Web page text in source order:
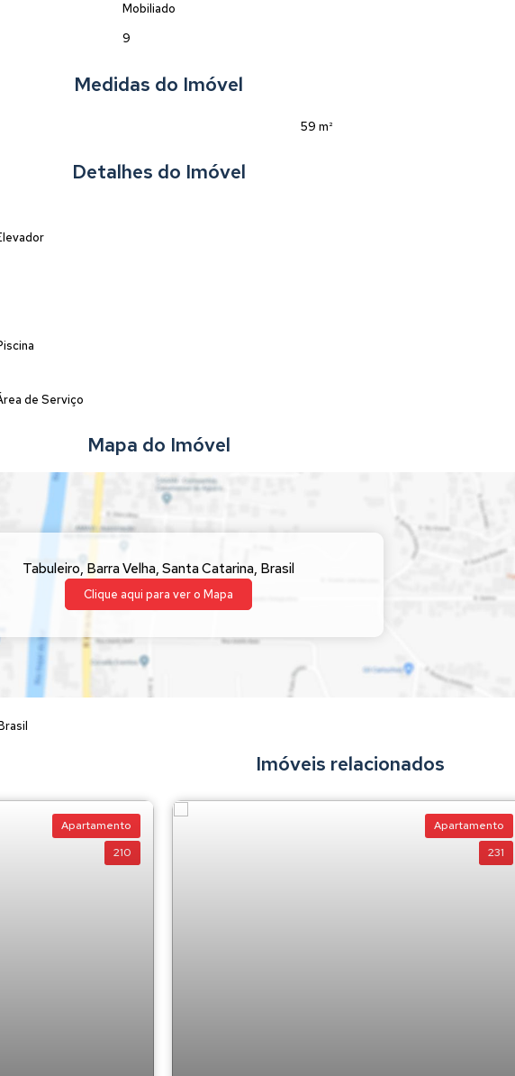
Mobiliado
9
Medidas do Imóvel
59 m²
Detalhes do Imóvel
de Serviço
Mapa do Imóvel
Tabuleiro,Barra Velha, Santa Catarina, Brasil
Clique aqui para ver o Mapa
Imóveis relacionados
Apartamento
210
Apartamento
231